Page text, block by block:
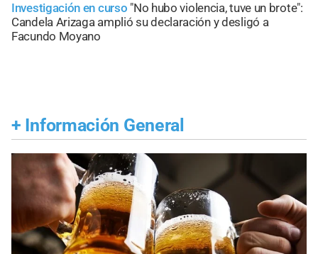
Investigación en curso "No hubo violencia, tuve un brote":
Candela Arizaga amplió su declaración y desligó a
Facundo Moyano
+ Información General